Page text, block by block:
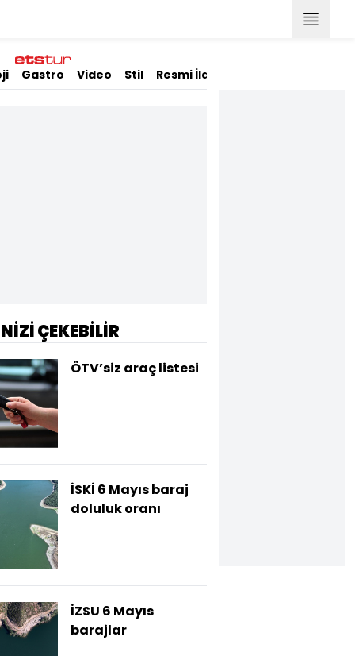
Gastro Video Stil Resmi İlanlar
ÇEKEBİLİR
ÖTV’siz araç listesi
İSKİ 6 Mayıs baraj
doluluk oranı
İZSU 6 Mayıs
barajlar